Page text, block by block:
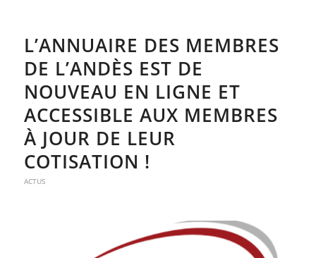
L’ANNUAIRE DES MEMBRES
DE L’ANDÈS EST DE
NOUVEAU EN LIGNE ET
ACCESSIBLE AUX MEMBRES
À JOUR DE LEUR
COTISATION !
ACTUS